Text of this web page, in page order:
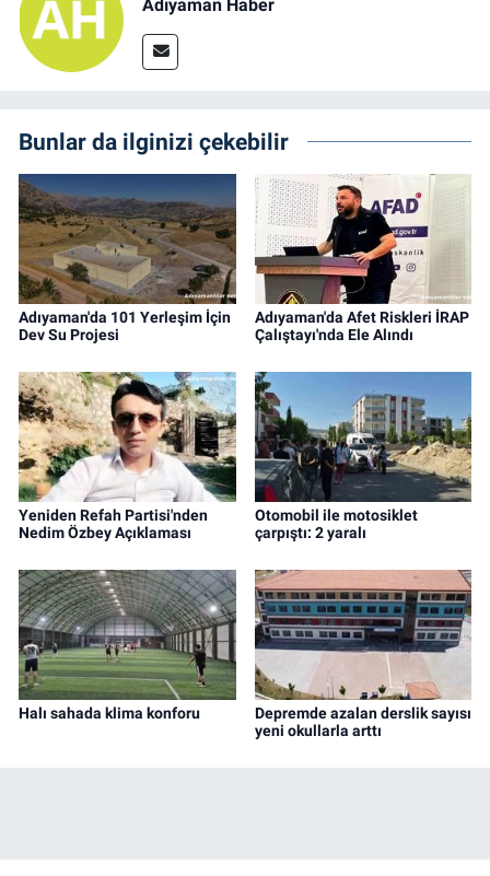
Adıyaman Haber
Bunlar da ilginizi çekebilir
Adıyaman'da 101 Yerleşim İçin
Dev Su Projesi
Adıyaman'da Afet Riskleri İRAP
Çalıştayı'nda Ele Alındı
Yeniden Refah Partisi'nden
Nedim Özbey Açıklaması
Otomobil ile motosiklet
çarpıştı: 2 yaralı
Halı sahada klima konforu
Depremde azalan derslik sayısı
yeni okullarla arttı